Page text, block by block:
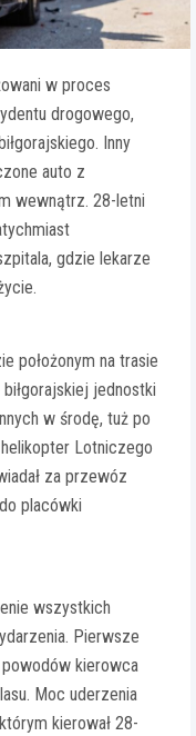
w proces
drogowego,
Inny
auto z
wewnątrz. 28-letni
gdzie lekarze
położonym na trasie
jednostki
w środę, tuż po
Lotniczego
za przewóz
placówki
wszystkich
Pierwsze
powodów kierowca
Moc uderzenia
kierował 28-